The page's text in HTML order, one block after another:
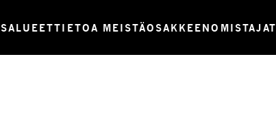
TIETOA MEISTÄOSAKKEENOMISTAJAT